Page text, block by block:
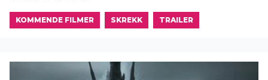
KOMMENDE FILMER SKREKK TRAILER